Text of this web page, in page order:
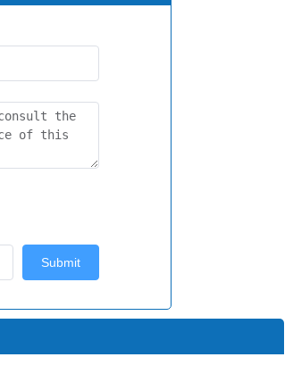
Submit